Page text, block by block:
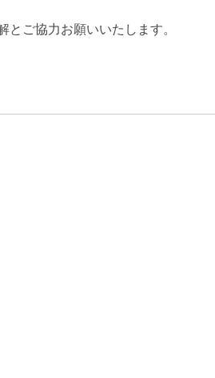
ご協力お願いいたします。